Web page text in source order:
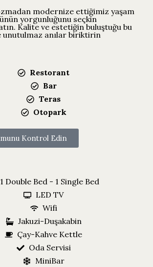
modernize ettiğimiz yaşam
yorgunluğunu seçkin
Kalite ve estetiğin buluştuğu bu
anılar biriktirin
Restorant
Bar
Teras
Otopark
Kontrol Edin
1 Double Bed - 1 Single Bed
LED TV
Wifi
Jakuzi-Duşakabin
Çay-Kahve Kettle
Oda Servisi
MiniBar